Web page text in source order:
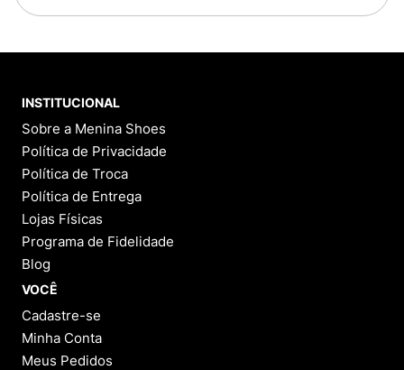
INSTITUCIONAL
Sobre a Menina Shoes
Política de Privacidade
Política de Troca
Política de Entrega
Lojas Físicas
Programa de Fidelidade
Blog
VOCÊ
Cadastre-se
Minha Conta
Meus Pedidos